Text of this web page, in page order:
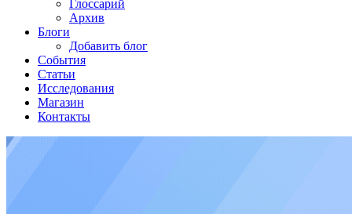
Глоссарий
Архив
Блоги
Добавить блог
События
Статьи
Исследования
Магазин
Контакты